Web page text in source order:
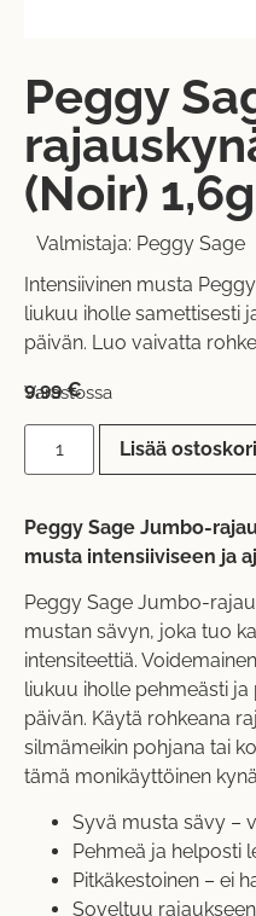
Peggy
(Noir) 1,6g
Valmistaja: Peggy Sage
Intensiivinen musta
liukuu iholle samettisesti
päivän. Luo vaivatta
9,99€
Varastossa
Lisää
Peggy Sage Jumbo-
musta intensiiviseen ja
Peggy Sage Jumbo-
mustan sävyn, joka tuo
intensiteettiä.
liukuu iholle pehmeästi
päivän. Käytä rohkeana
silmämeikin pohjana tai
tämä monikäyttöinen
Syvä musta sävy –
Pehmeä ja helposti
Pitkäkestoinen – ei
Soveltuu